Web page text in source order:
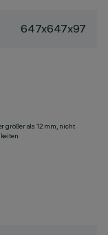
647x647x97
größer als 12 mm, nicht